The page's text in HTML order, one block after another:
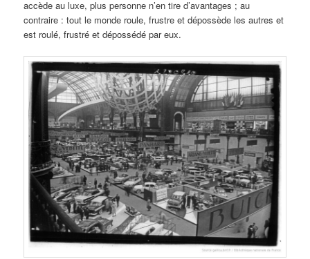
accède au luxe, plus personne n’en tire d’avantages ; au
contraire : tout le monde roule, frustre et dépossède les autres et
est roulé, frustré et dépossédé par eux.